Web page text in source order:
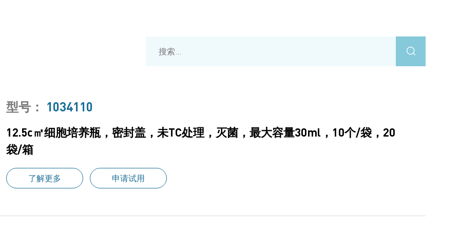
型号： 1034110
12.5c㎡细胞培养瓶，密封盖，未TC处理，灭菌，最大容量30ml，10个/袋，20
袋/箱
了解更多 申请试用